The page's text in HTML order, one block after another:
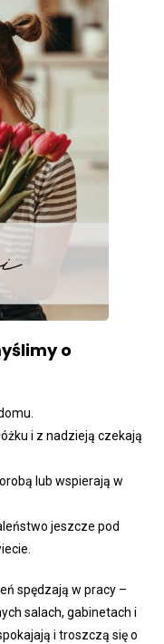
o
i z nadzieją czekają
lub wspierają w
jeszcze pod
spędzają w pracy –
salach, gabinetach i
i troszczą się o